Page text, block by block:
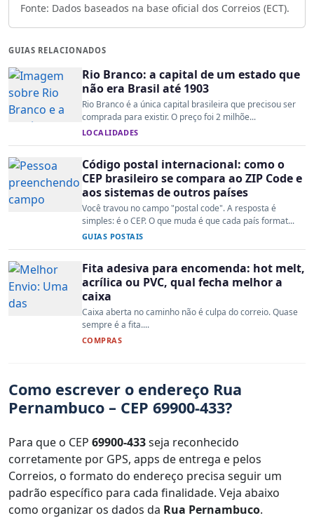
Fonte: Dados baseados na base oficial dos Correios (ECT).
GUIAS RELACIONADOS
Rio Branco: a capital de um estado que
não era Brasil até 1903
Rio Branco é a única capital brasileira que precisou ser
comprada para existir. O preço foi 2 milhõe...
LOCALIDADES
Código postal internacional: como o
CEP brasileiro se compara ao ZIP Code e
aos sistemas de outros países
Você travou no campo "postal code". A resposta é
simples: é o CEP. O que muda é que cada país format...
GUIAS POSTAIS
Fita adesiva para encomenda: hot melt,
acrílica ou PVC, qual fecha melhor a
caixa
Caixa aberta no caminho não é culpa do correio. Quase
sempre é a fita....
COMPRAS
Como escrever o endereço Rua
Pernambuco – CEP 69900-433?
Para que o CEP 69900-433seja reconhecido
corretamente por GPS, apps de entrega e pelos
Correios, o formato do endereço precisa seguir um
padrão específico para cada finalidade. Veja abaixo
como organizar os dados da Rua Pernambuco.